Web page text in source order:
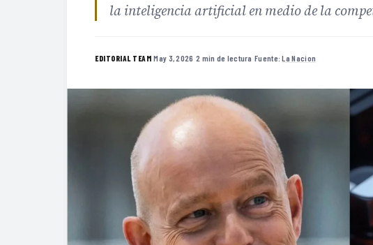
la inteligencia artificial en medio de la
EDITORIAL TEAM·May 3, 2026 ·2 min de lectura ·Fuente:La Nacion